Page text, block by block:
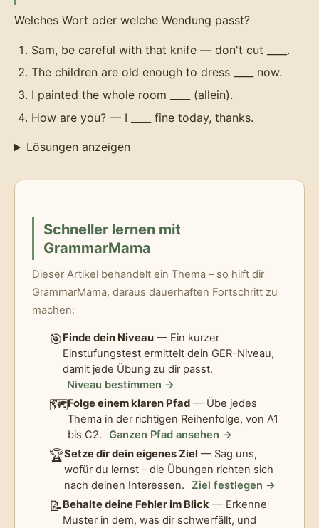
Welches Wort oder welche Wendung passt?
Sam, be careful with that knife — don't cut ____.
The children are old enough to dress ____ now.
I painted the whole room ____ (allein).
How are you? — I ____ fine today, thanks.
Lösungen anzeigen
Schneller lernen mit
GrammarMama
Dieser Artikel behandelt ein Thema – so hilft dir
GrammarMama, daraus dauerhaften Fortschritt zu
machen:
🎯Finde dein Niveau — Ein kurzer
Einstufungstest ermittelt dein GER-Niveau,
damit jede Übung zu dir passt.
Niveau bestimmen →
🗺️Folge einem klaren Pfad — Übe jedes
Thema in der richtigen Reihenfolge, von A1
bis C2.
Ganzen Pfad ansehen →
🏆Setze dir dein eigenes Ziel — Sag uns,
wofür du lernst – die Übungen richten sich
nach deinen Interessen.
Ziel festlegen →
📝Behalte deine Fehler im Blick — Erkenne
Muster in dem, was dir schwerfällt, und